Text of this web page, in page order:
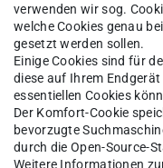
E-Mail
verwenden wir sog.
welche Cookies genau
gesetzt werden sollen.
Einige Cookies sind für
diese auf Ihrem
essentiellen Cookies
Der Komfort-Cookie
bevorzugte
durch die Open-Source-
Weitere Informationen